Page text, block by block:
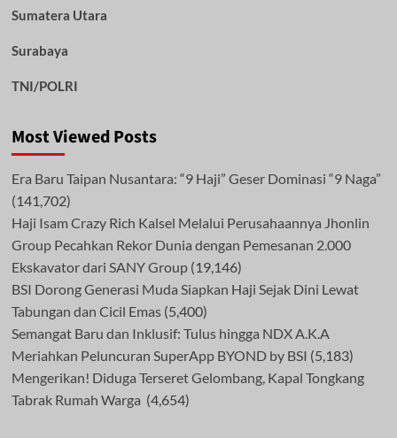
Sumatera Utara
Surabaya
TNI/POLRI
Most Viewed Posts
Era Baru Taipan Nusantara: “9 Haji” Geser Dominasi “9 Naga”
(141,702)
Haji Isam Crazy Rich Kalsel Melalui Perusahaannya Jhonlin
Group Pecahkan Rekor Dunia dengan Pemesanan 2.000
Ekskavator dari SANY Group (19,146)
BSI Dorong Generasi Muda Siapkan Haji Sejak Dini Lewat
Tabungan dan Cicil Emas (5,400)
Semangat Baru dan Inklusif: Tulus hingga NDX A.K.A
Meriahkan Peluncuran SuperApp BYOND by BSI (5,183)
Mengerikan! Diduga Terseret Gelombang, Kapal Tongkang
Tabrak Rumah Warga (4,654)